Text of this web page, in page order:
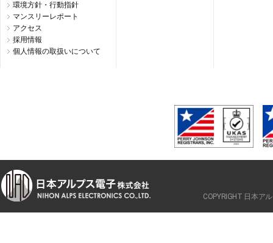
環境方針・行動指針
マンスリーレポート
アクセス
採用情報
個人情報の取扱いについて
COPYRIGHT 日本ア